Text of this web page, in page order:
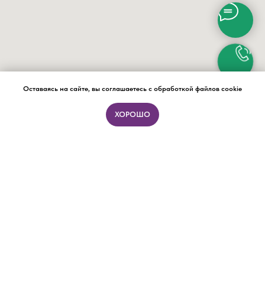
Оставаясь на сайте, вы соглашаетесь с обработкой файлов cookie
ХОРОШО
ПОДБОР ФОРМАТА ЗА 15 МИНУТ